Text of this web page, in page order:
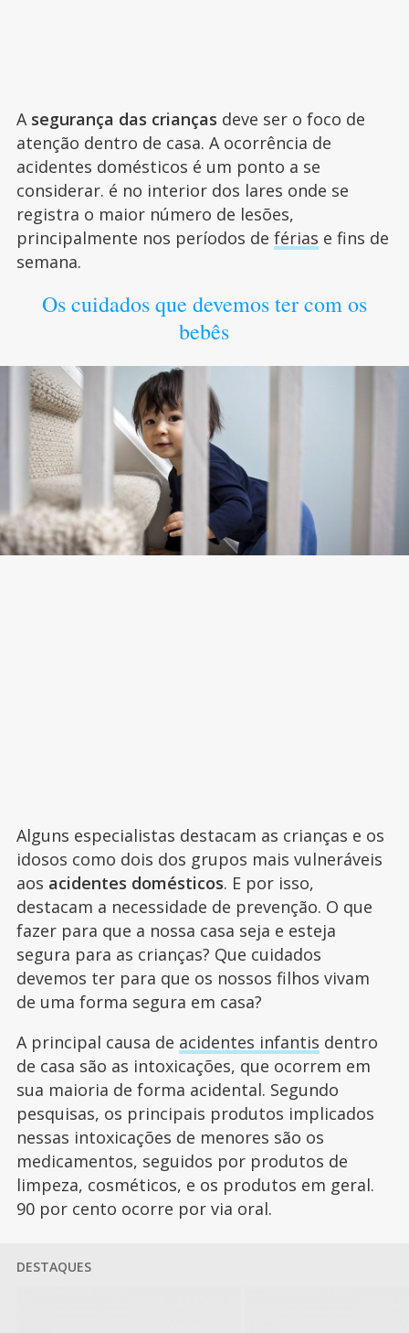
A segurança das crianças deve ser o foco de
atenção dentro de casa. A ocorrência de
acidentes domésticos é um ponto a se
considerar. é no interior dos lares onde se
registra o maior número de lesões,
principalmente nos períodos de férias e fins de
semana.
Os cuidados que devemos ter com os
bebês
Alguns especialistas destacam as crianças e os
idosos como dois dos grupos mais vulneráveis
aos acidentes domésticos. E por isso,
destacam a necessidade de prevenção. O que
fazer para que a nossa casa seja e esteja
segura para as crianças? Que cuidados
devemos ter para que os nossos filhos vivam
de uma forma segura em casa?
A principal causa de acidentes infantis dentro
de casa são as intoxicações, que ocorrem em
sua maioria de forma acidental. Segundo
pesquisas, os principais produtos implicados
nessas intoxicações de menores são os
medicamentos, seguidos por produtos de
limpeza, cosméticos, e os produtos em geral.
90 por cento ocorre por via oral.
DESTAQUES